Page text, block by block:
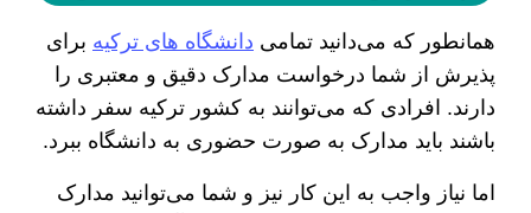
همانطور که می‌دانید تمامی دانشگاه های ترکیه برای
پذیرش از شما درخواست مدارک دقیق و معتبری را
دارند. افرادی که می‌توانند به کشور ترکیه سفر داشته
باشند باید مدارک به صورت حضوری به دانشگاه ببرد.
اما نیاز واجب به این کار نیز و شما می‌توانید مدارک